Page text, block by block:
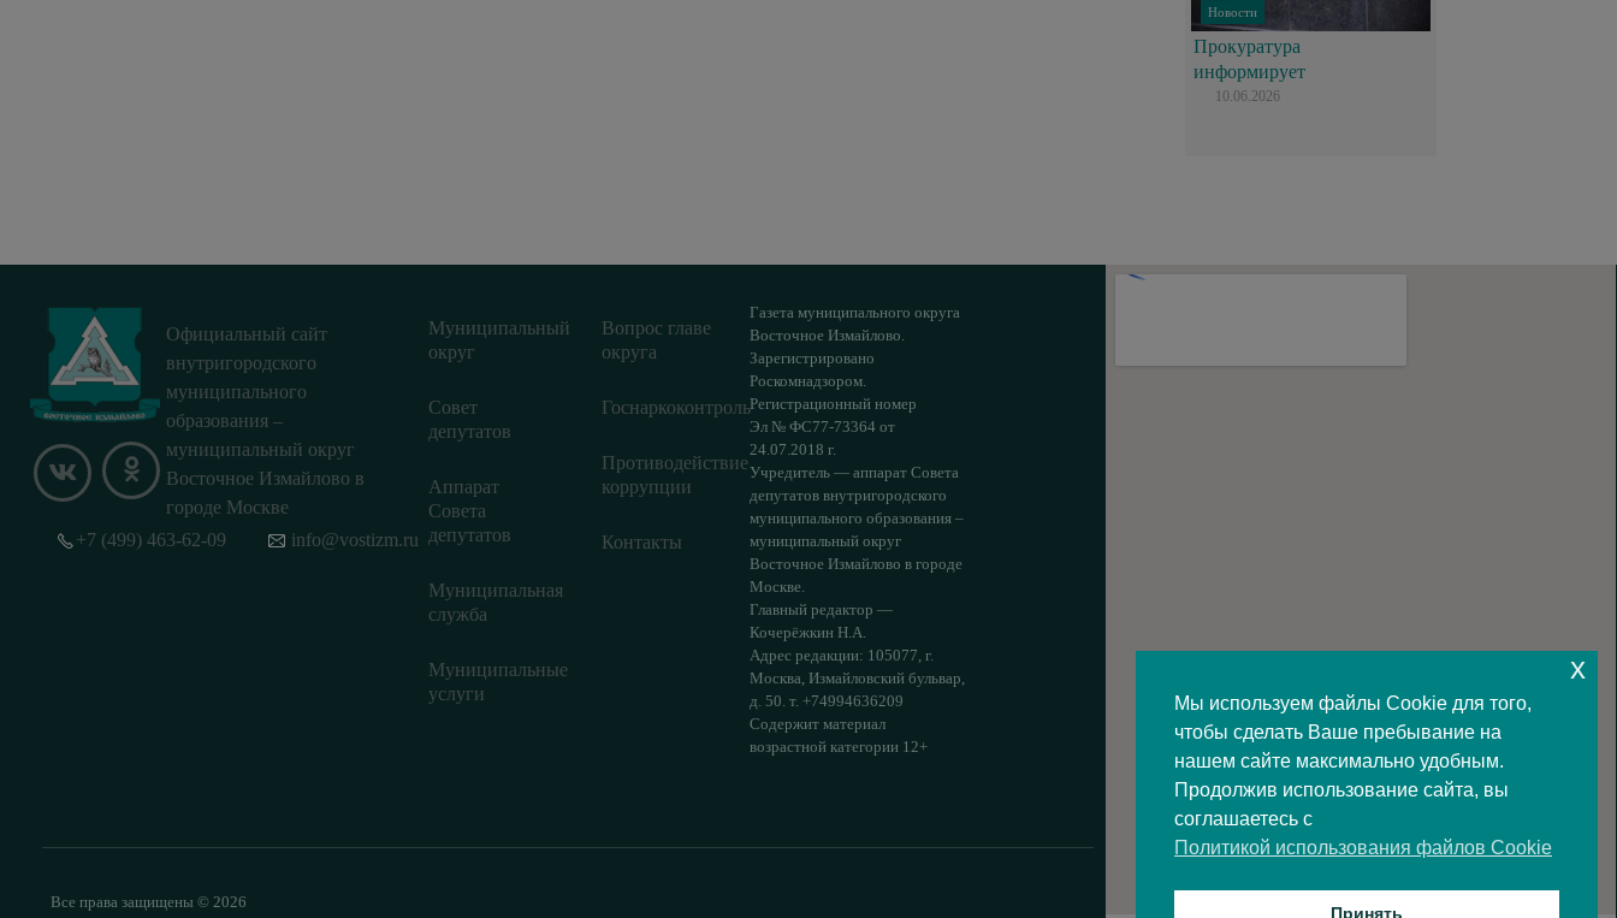
Новости
Прокуратура
информирует
10.06.2026
Официальный сайт
внутригородского
муниципального
образования –
муниципальный округ
Восточное Измайлово в
городе Москве
Муниципальный
округ
Совет
депутатов
Аппарат
Совета
депутатов
Муниципальная
служба
Муниципальные
услуги
Вопрос главе
округа
Госнаркоконтроль
Противодействие
коррупции
Контакты
Газета муниципального округа
Восточное Измайлово.
Зарегистрировано
Роскомнадзором.
Регистрационный номер
Эл № ФС77-73364 от
24.07.2018 г.
Учредитель — аппарат Совета
депутатов внутригородского
муниципального образования –
муниципальный округ
Восточное Измайлово в городе
Москве.
Главный редактор —
Кочерёжкин Н.А.
Адрес редакции: 105077, г.
Москва, Измайловский бульвар,
д. 50. т. +74994636209
Содержит материал
возрастной категории 12+
+7 (499) 463-62-09 info@vostizm.ru
Все права защищены © 2026
Мы используем файлы Cookie для того,
чтобы сделать Ваше пребывание на
нашем сайте максимально удобным.
Продолжив использование сайта, вы
соглашаетесь с
Политикой использования файлов Cookie
Принять
x